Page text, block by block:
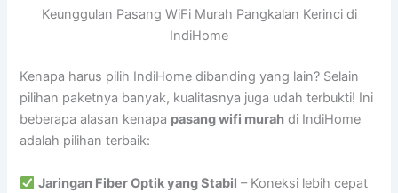
Keunggulan Pasang WiFi Murah Pangkalan Kerinci di
IndiHome
Kenapa harus pilih IndiHome dibanding yang lain? Selain
pilihan paketnya banyak, kualitasnya juga udah terbukti! Ini
beberapa alasan kenapa pasang wifi murah di IndiHome
adalah pilihan terbaik:
Jaringan Fiber Optik yang Stabil – Koneksi lebih cepat